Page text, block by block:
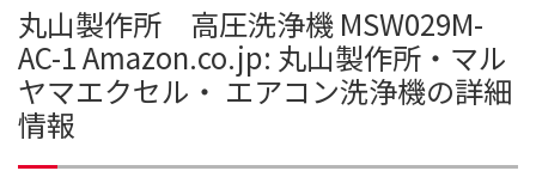
丸山製作所 高圧洗浄機 MSW029M-
AC-1 Amazon.co.jp: 丸山製作所・マル
ヤマエクセル・ エアコン洗浄機の詳細
情報